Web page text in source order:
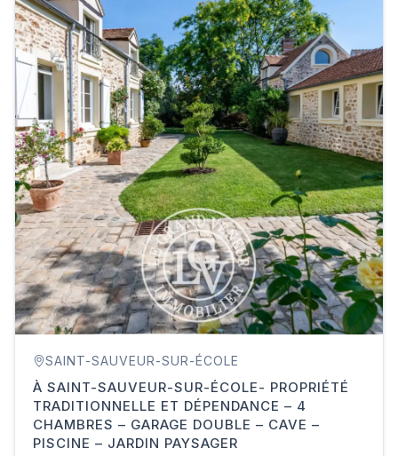
SAINT-SAUVEUR-SUR-ÉCOLE
À SAINT-SAUVEUR-SUR-ÉCOLE- PROPRIÉTÉ
TRADITIONNELLE ET DÉPENDANCE – 4
CHAMBRES – GARAGE DOUBLE – CAVE –
PISCINE – JARDIN PAYSAGER